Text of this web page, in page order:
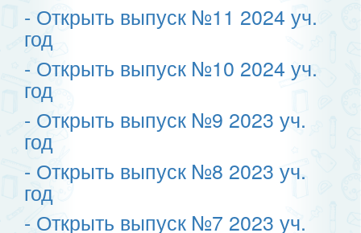
- Открыть выпуск №11 2024 уч.
год
- Открыть выпуск №10 2024 уч.
год
- Открыть выпуск №9 2023 уч.
год
- Открыть выпуск №8 2023 уч.
год
- Открыть выпуск №7 2023 уч.